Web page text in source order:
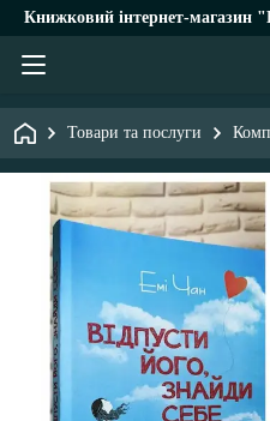
Книжковий інтернет-магазин
Товари та послуги